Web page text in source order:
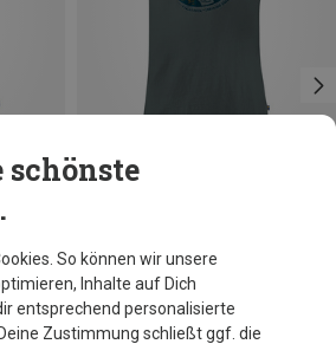
schönste
So können wir unsere
Inhalte auf Dich
entsprechend personalisierte
Zustimmung schließt ggf. die